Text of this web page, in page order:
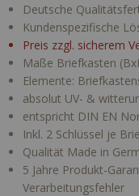
Deutsche
Kundenspezifische
Preis zzgl. sicherem
Maße Briefkasten
Elemente:
absolut UV- &
entspricht DIN EN
Inkl. 2 Schlüssel je
Qualität Made in
5 Jahre Produkt-
Verarbeitungsfehler